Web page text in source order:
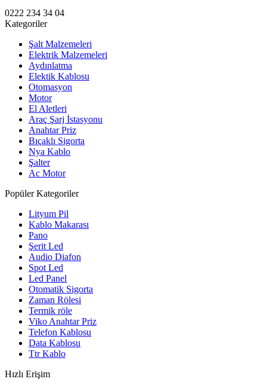
0222 234 34 04
Kategoriler
Şalt Malzemeleri
Elektrik Malzemeleri
Aydınlatma
Elektik Kablosu
Otomasyon
Motor
El Aletleri
Araç Şarj İstasyonu
Anahtar Priz
Bıçaklı Sigorta
Nya Kablo
Şalter
Ac Motor
Popüler Kategoriler
Lityum Pil
Kablo Makarası
Pano
Şerit Led
Audio Diafon
Spot Led
Led Panel
Otomatik Sigorta
Zaman Rölesi
Termik röle
Viko Anahtar Priz
Telefon Kablosu
Data Kablosu
Ttr Kablo
Hızlı Erişim